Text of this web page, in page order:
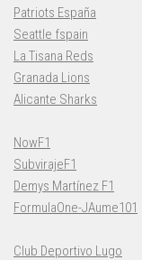
Patriots España
Seattle fspain
La Tisana Reds
Granada Lions
Alicante Sharks
NowF1
SubvirajeF1
Demys Martínez F1
FormulaOne-JAume101
Club Deportivo Lugo